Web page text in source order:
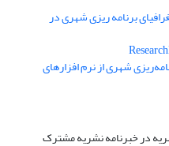
برنامه ریزی شهری در
شهری از نرم افزارهای
در خبرنامه نشریه مشترک